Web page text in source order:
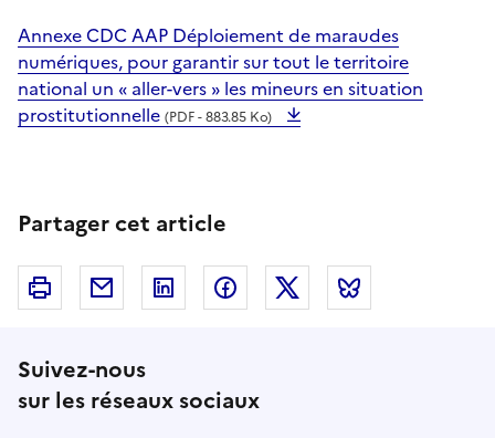
Annexe CDC AAP Déploiement de maraudes
numériques, pour garantir sur tout le territoire
national un « aller-vers » les mineurs en situation
prostitutionnelle (PDF - 883.85 Ko)
Partager cet article
Imprimer Courriel Linkedin FacebookTwitter
Suivez-nous
sur les réseaux sociaux